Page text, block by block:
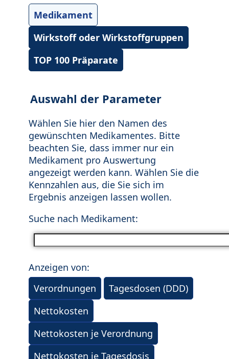
Medikament
Wirkstoff oder Wirkstoffgruppen
TOP 100 Präparate
Auswahl der Parameter
Wählen Sie hier den Namen des
gewünschten Medikamentes. Bitte
beachten Sie, dass immer nur ein
Medikament pro Auswertung
angezeigt werden kann. Wählen Sie die
Kennzahlen aus, die Sie sich im
Ergebnis anzeigen lassen wollen.
Suche nach Medikament:
Anzeigen von:
Verordnungen
Tagesdosen (DDD)
Nettokosten
Nettokosten je Verordnung
Nettokosten je Tagesdosis